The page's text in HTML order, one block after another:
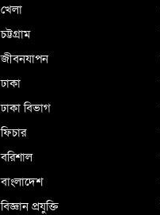
খেলা
চট্টগ্রাম
জীবনযাপন
ঢাকা
ঢাকা বিভাগ
ফিচার
বরিশাল
বাংলাদেশ
বিজ্ঞান প্রযুক্তি